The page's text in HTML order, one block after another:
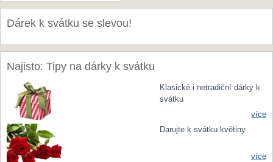
Dárek k svátku se slevou!
Najisto: Tipy na dárky k svátku
Klasické i netradiční dárky k
svátku
více
Darujte k svátku květiny
více